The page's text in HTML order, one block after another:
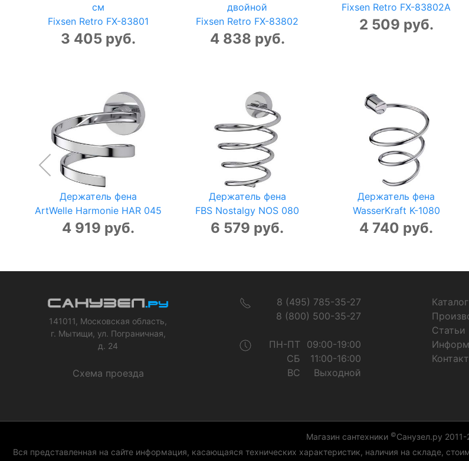
см
Fixsen Retro FX-83801
3 405 руб.
двойной
Fixsen Retro FX-83802
4 838 руб.
Fixsen Retro FX-83802A
2 509 руб.
Держатель фена
ArtWelle Harmonie HAR 045
4 919 руб.
Держатель фена
FBS Nostalgy NOS 080
6 579 руб.
Держатель фена
WasserKraft K-1080
4 740 руб.
141011, Московская область,
г. Мытищи, ул. Пограничная,
д. 24
Схема проезда
8 (495) 785-35-27
8 (800) 500-35-27
ПН-ПТ
09:00-19:00
СБ
11:00-16:00
ВС
Выходной
Статьи
Магазин сантехники ©Санузел.ру 2011-
Вся представленная на сайте информация, касающаяся технических характеристик, наличия на складе,